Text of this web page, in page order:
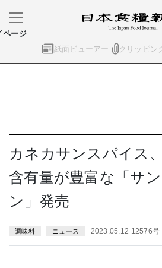
紙面ビューアー クリッピン
ページ
カネカサンスパイス
含有量が豊富な「サ
ン」発売
調味料 ニュース 2023.05.12 12576号